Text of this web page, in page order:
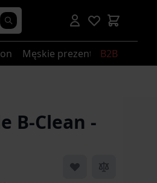
Męskie prezenty B2B
B-Clean -